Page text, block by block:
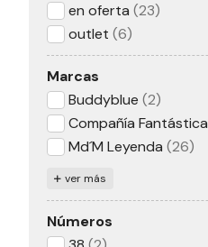
en oferta (23)
outlet (6)
Marcas
Buddyblue (2)
Compañía Fantástica
Md´M Leyenda (26)
ver más
Números